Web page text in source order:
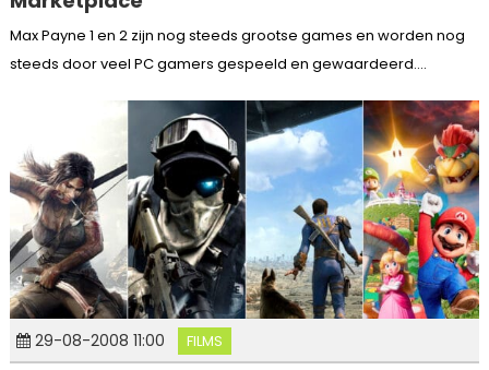
Max Payne 1 en 2 zijn nog steeds grootse games en worden nog
steeds door veel PC gamers gespeeld en gewaardeerd....
29-08-2008 11:00 FILMS